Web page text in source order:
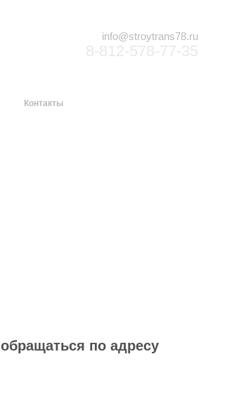
info@stroytrans78.ru
Контакты
по адресу